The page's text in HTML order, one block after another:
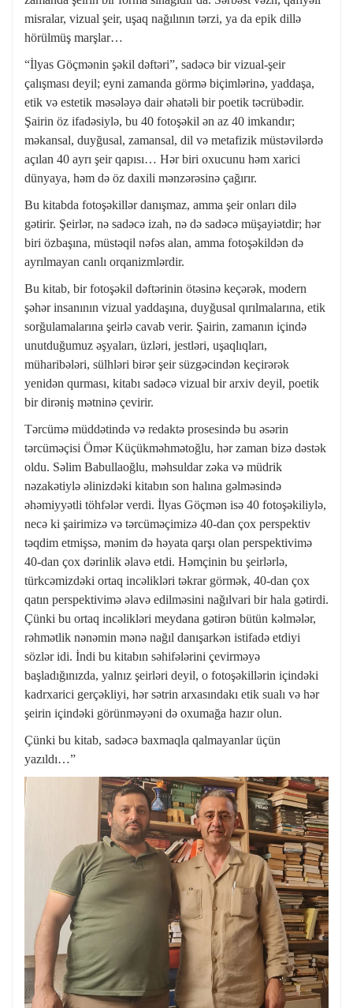
misralar, vizual şeir, uşaq nağılının tərzi, ya da epik dillə
hörülmüş marşlar…
“İlyas Göçmənin şəkil dəftəri”, sadəcə bir vizual-şeir
çalışması deyil; eyni zamanda görmə biçimlərinə, yaddaşa,
etik və estetik məsələyə dair əhatəli bir poetik təcrübədir.
Şairin öz ifadəsiylə, bu 40 fotoşəkil ən az 40 imkandır;
məkansal, duyğusal, zamansal, dil və metafizik müstəvilərdə
açılan 40 ayrı şeir qapısı… Hər biri oxucunu həm xarici
dünyaya, həm də öz daxili mənzərəsinə çağırır.
Bu kitabda fotoşəkillər danışmaz, amma şeir onları dilə
gətirir. Şeirlər, nə sadəcə izah, nə də sadəcə müşayiətdir; hər
biri özbaşına, müstəqil nəfəs alan, amma fotoşəkildən də
ayrılmayan canlı orqanizmlərdir.
Bu kitab, bir fotoşəkil dəftərinin ötəsinə keçərək, modern
şəhər insanının vizual yaddaşına, duyğusal qırılmalarına, etik
sorğulamalarına şeirlə cavab verir. Şairin, zamanın içində
unutduğumuz əşyaları, üzləri, jestləri, uşaqlıqları,
müharibələri, sülhləri birər şeir süzgəcindən keçirərək
yenidən qurması, kitabı sadəcə vizual bir arxiv deyil, poetik
bir dirəniş mətninə çevirir.
Tərcümə müddətində və redaktə prosesində bu əsərin
tərcüməçisi Ömər Küçükməhmətoğlu, hər zaman bizə dəstək
oldu. Səlim Babullaoğlu, məhsuldar zəka və müdrik
nəzakətiylə əlinizdəki kitabın son halına gəlməsində
əhəmiyyətli töhfələr verdi. İlyas Göçmən isə 40 fotoşəkiliylə,
necə ki şairimizə və tərcüməçimizə 40-dan çox perspektiv
təqdim etmişsə, mənim də həyata qarşı olan perspektivimə
40-dan çox dərinlik əlavə etdi. Həmçinin bu şeirlərlə,
türkcəmizdəki ortaq incəlikləri təkrar görmək, 40-dan çox
qatın perspektivimə əlavə edilməsini nağılvari bir hala gətirdi.
Çünki bu ortaq incəlikləri meydana gətirən bütün kəlmələr,
rəhmətlik nənəmin mənə nağıl danışarkən istifadə etdiyi
sözlər idi. İndi bu kitabın səhifələrini çevirməyə
başladığınızda, yalnız şeirləri deyil, o fotoşəkillərin içindəki
kadrxarici gerçəkliyi, hər sətrin arxasındakı etik sualı və hər
şeirin içindəki görünməyəni də oxumağa hazır olun.
Çünki bu kitab, sadəcə baxmaqla qalmayanlar üçün
yazıldı…”